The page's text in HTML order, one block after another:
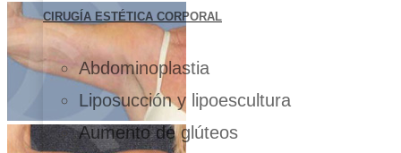
CIRUGÍA ESTÉTICA CORPORAL
Abdominoplastia
Liposucción y lipoescultura
Aumento de glúteos